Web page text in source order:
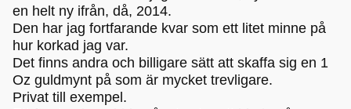
en helt ny ifrån, då, 2014.
Den har jag fortfarande kvar som ett litet minne på
hur korkad jag var.
Det finns andra och billigare sätt att skaffa sig en 1
Oz guldmynt på som är mycket trevligare.
Privat till exempel.